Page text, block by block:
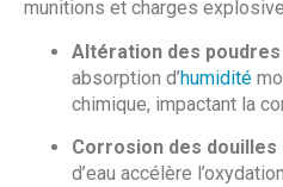
munitions et charges
Altération des
absorption d’humidité
chimique, impactant la
Corrosion des douilles
d’eau accélère